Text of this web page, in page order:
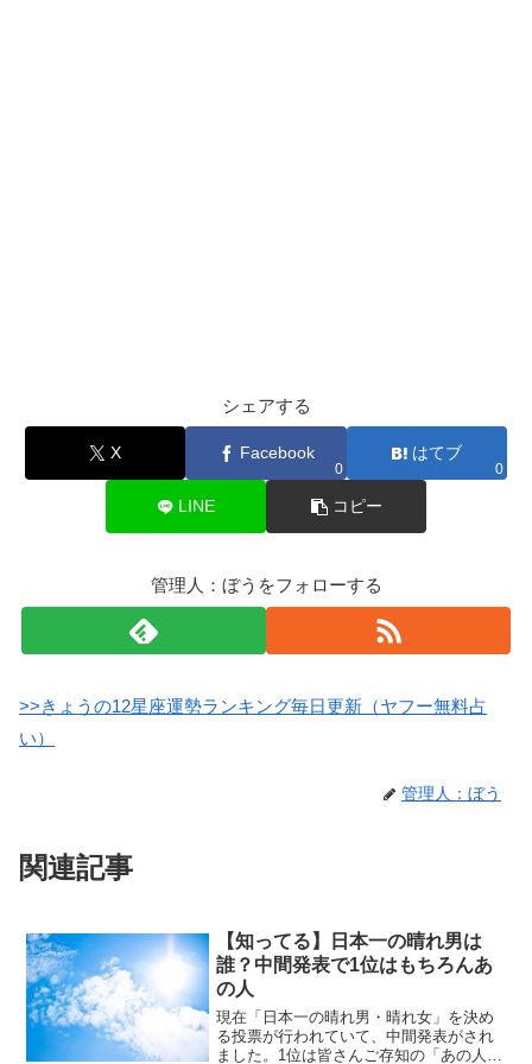
シェアする
X Facebook
0
はてブ
0
LINE コピー
管理人：ぼうをフォローする
>>きょうの12星座運勢ランキング毎日更新（ヤフー無料占
い）
管理人：ぼう
関連記事
【知ってる】日本一の晴れ男は
誰？中間発表で1位はもちろんあ
の人
現在「日本一の晴れ男・晴れ女」を決め
る投票が行われていて、中間発表がされ
ました。1位は皆さんご存知の「あの人」